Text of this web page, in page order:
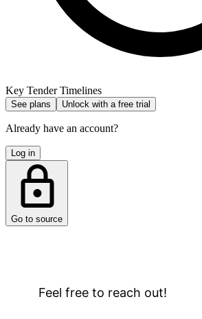
Key Tender Timelines
See plans Unlock with a free trial
Already have an account?
Log in
Go to source
Feel free to reach out!